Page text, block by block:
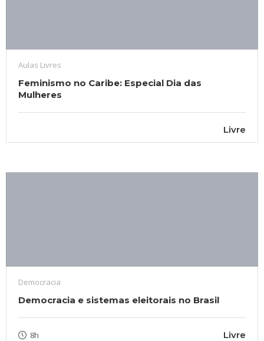
Aulas Livres
Feminismo no Caribe: Especial Dia das
Mulheres
Livre
Democracia
Democracia e sistemas eleitorais no Brasil
8h Livre